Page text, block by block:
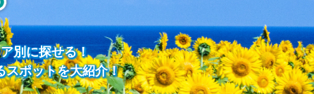
別に探せる！
スポットを大紹介！